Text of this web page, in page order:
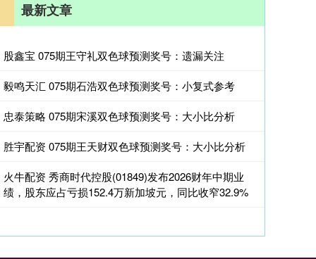
最新文章
股鑫宝 075期王守礼双色球预测奖号：遗漏关注
毅鸣天汇 075期石浩双色球预测奖号：小复式参考
忠泰策略 075期宋溪双色球预测奖号：大小比分析
胜宇配资 075期王天财双色球预测奖号：大小比分析
火牛配资 秀商时代控股(01849)发布2026财年中期业
绩，股东应占亏损152.4万新加坡元，同比收窄32.9%